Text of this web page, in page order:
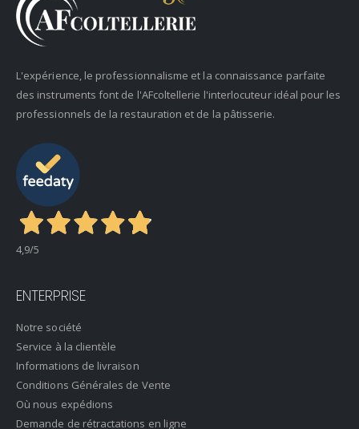
L'expérience, le professionnalisme et la connaissance parfaite
des instruments font de l'AFcoltellerie l'interlocuteur idéal pour les
professionnels de la restauration et de la pâtisserie.
4,9/5
ENTERPRISE
Notre société
Service à la clientèle
Informations de livraison
Conditions Générales de Vente
Où nous expédions
Demande de rétractations en ligne